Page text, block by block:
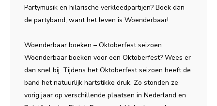
Partymusik en hilarische verkleedpartijen? Boek dan
de partyband, want het leven is Woenderbaar!
Woenderbaar boeken – Oktoberfest seizoen
Woenderbaar boeken voor een Oktoberfest? Wees er
dan snel bij. Tijdens het Oktoberfest seizoen heeft de
band het natuurlijk hartstikke druk. Zo stonden ze
vorig jaar op verschillende plaatsen in Nederland en